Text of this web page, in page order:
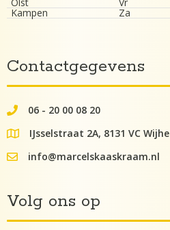
Contactgegevens
062000082
06 - 20 00 08 20
google maps lokatie
IJsselstraat 2A, 8131 VC Wijhe
info@kaaskraam.nl
info@marcelskaaskraam.nl
Volg ons op
Kampen Za